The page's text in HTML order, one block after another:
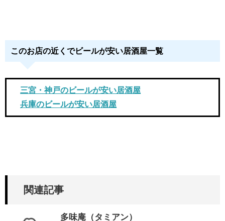
このお店の近くでビールが安い居酒屋一覧
三宮・神戸のビールが安い居酒屋
兵庫のビールが安い居酒屋
関連記事
多味庵（タミアン）